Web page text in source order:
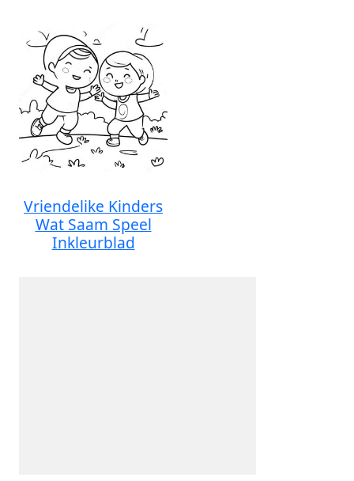
Vriendelike Kinders
Wat Saam Speel
Inkleurblad